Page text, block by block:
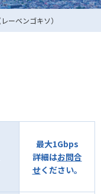
マンション検索
ーベンゴキソ）
最大1Gbps
詳細はお問合
せください。